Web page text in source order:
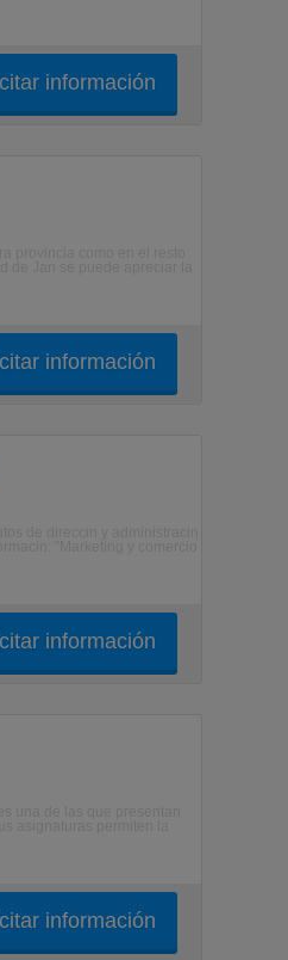
información
información
información
información